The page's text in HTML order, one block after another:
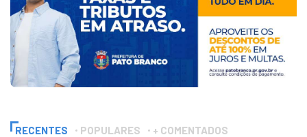
RECENTES POPULARES + COMENTADOS